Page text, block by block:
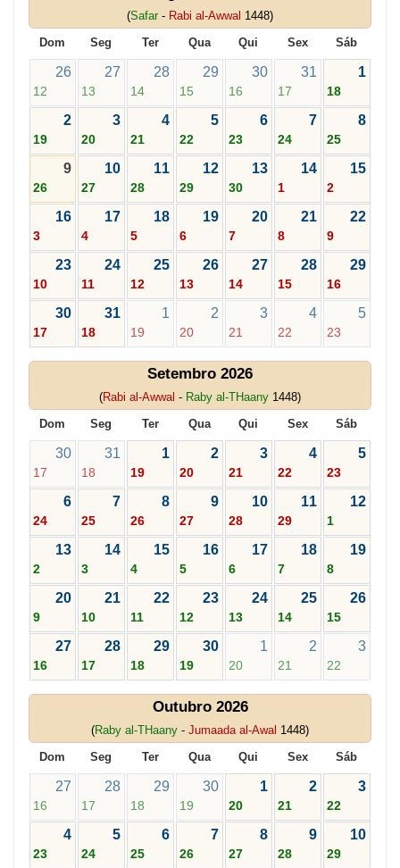
(Safar- Rabi al-Awwal 1448)
Dom Seg Ter Qua Qui Sex Sáb
26
12
27
13
28
14
29
15
30
16
31
17
1
18
2
19
3
20
4
21
5
22
6
23
7
24
8
25
9
26
10
27
11
28
12
29
13
30
14
1
15
2
16
3
17
4
18
5
19
6
20
7
21
8
22
9
23
10
24
11
25
12
26
13
27
14
28
15
29
16
30
17
31
18
1
19
2
20
3
21
4
22
5
23
Setembro 2026
(Rabi al-Awwal - Raby al-THaany 1448)
Dom Seg Ter Qua Qui Sex Sáb
30
17
31
18
1
19
2
20
3
21
4
22
5
23
6
24
7
25
8
26
9
27
10
28
11
29
12
1
13
2
14
3
15
4
16
5
17
6
18
7
19
8
20
9
21
10
22
11
23
12
24
13
25
14
26
15
27
16
28
17
29
18
30
19
1
20
2
21
3
22
Outubro 2026
(Raby al-THaany - Jumaada al-Awal 1448)
Dom Seg Ter Qua Qui Sex Sáb
27
16
28
17
29
18
30
19
1
20
2
21
3
22
4
23
5
24
6
25
7
26
8
27
9
28
10
29